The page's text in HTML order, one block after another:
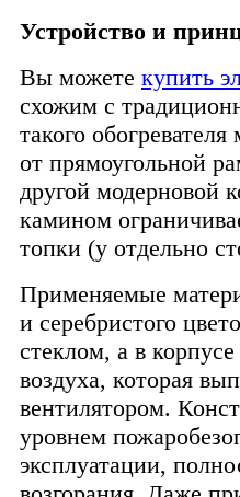
Устройство и
Вы можете купить
схожим с
такого
от прямоугольной
другой модерновой
камином
топки (у отдельно
Применяемые
и серебристого
стеклом, а в
воздуха, которая
вентилятором.
уровнем
эксплуатации,